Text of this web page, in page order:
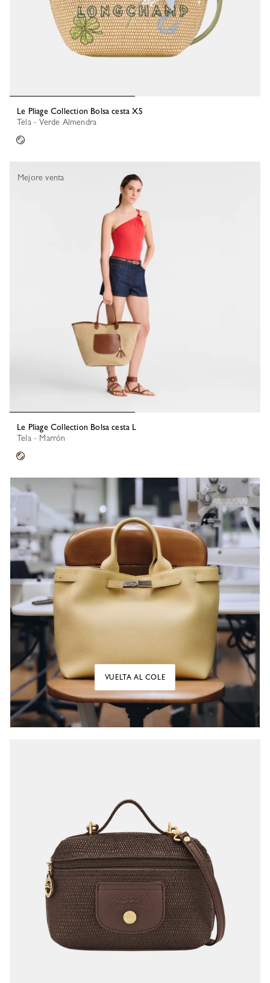
Le Pliage Collection Bolsa cesta XS
Tela - Verde Almendra
Le Pliage Collection Bolsa cesta L
Tela - Marrón
Mejore venta
VUELTA AL COLE